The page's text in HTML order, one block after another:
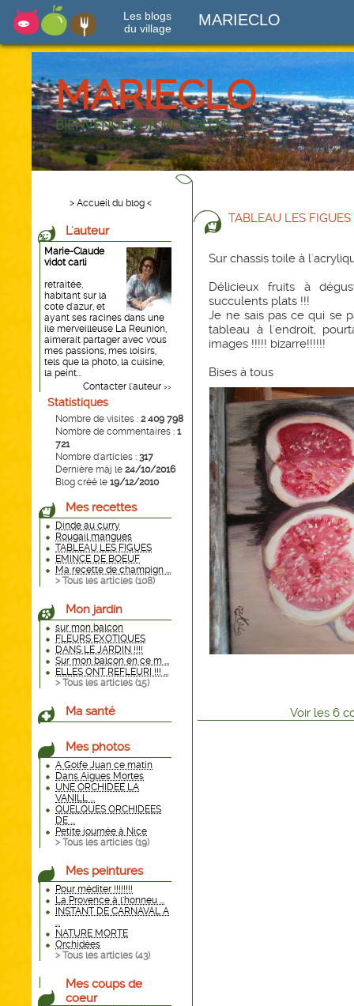
Les blogs
du village
MARIECLO
MARIECLO
BIENVENUE SUR MON BLOG
> Accueil du blog <
L'auteur
Marie-Claude
vidot carli
retraitée,
habitant sur la
cote d'azur, et
ayant ses racines dans une
ile merveilleuse La Reunion,
aimerait partager avec vous
mes passions, mes loisirs,
tels que la photo, la cuisine,
la peint...
Contacter l'auteur >>
Statistiques
Nombre de visites : 2 409 798
Nombre de commentaires : 1
721
Nombre d'articles : 317
Dernière màj le 24/10/2016
Blog créé le 19/12/2010
Mes recettes
Dinde au curry
Rougail mangues
TABLEAU LES FIGUES
EMINCE DE BOEUF
Ma recette de champign ...
> Tous les articles (108)
Mon jardin
sur mon balcon
FLEURS EXOTIQUES
DANS LE JARDIN !!!!
Sur mon balcon en ce m ...
ELLES ONT REFLEURI !!! ...
> Tous les articles (15)
Ma santé
Mes photos
A Golfe Juan ce matin
Dans Aigues Mortes
UNE ORCHIDEE LA
VANILL ...
QUELQUES ORCHIDEES
DE ...
Petite journée à Nice
> Tous les articles (19)
Mes peintures
Pour méditer !!!!!!!!
La Provence à l'honneu ...
INSTANT DE CARNAVAL A
...
NATURE MORTE
Orchidées
> Tous les articles (43)
Mes coups de
coeur
TABLEAU LES FIGUES
Sur chassis toile à
Délicieux fruits à
succulents plats !!!
Je ne sais pas ce qui se
tableau à l'endroit,
images !!!!! bizarre!!!!!!
Bises à tous
Voir les 6